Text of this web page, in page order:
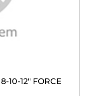
ARCO DE SERRA AJUSTAVEL 8-10-12" FORCE